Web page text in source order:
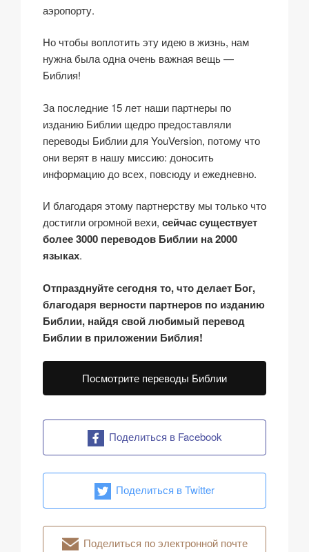
аэропорту.
Но чтобы воплотить эту идею в жизнь, нам
нужна была одна очень важная вещь —
Библия!
За последние 15 лет наши партнеры по
изданию Библии щедро предоставляли
переводы Библии для YouVersion, потому что
они верят в нашу миссию: доносить
информацию до всех, повсюду и ежедневно.
И благодаря этому партнерству мы только что
достигли огромной вехи, сейчас существует
более 3000 переводов Библии на 2000
языках.
Отпразднуйте сегодня то, что делает Бог,
благодаря верности партнеров по изданию
Библии, найдя свой любимый перевод
Библии в приложении Библия!
Посмотрите переводы Библии
Поделиться в Facebook
Поделиться в Twitter
Поделиться по электронной почте